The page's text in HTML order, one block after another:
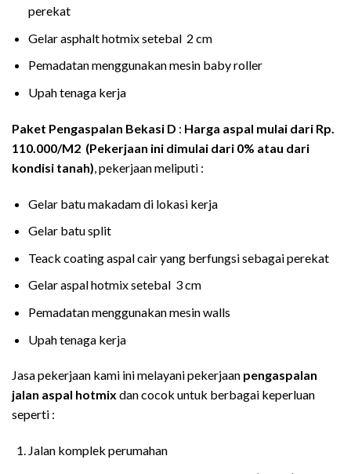
perekat
Gelar asphalt hotmix setebal 2 cm
Pemadatan menggunakan mesin baby roller
Upah tenaga kerja
Paket Pengaspalan Bekasi D : Harga aspal mulai dari Rp.
110.000/M2 (Pekerjaan ini dimulai dari 0% atau dari
kondisi tanah), pekerjaan meliputi :
Gelar batu makadam di lokasi kerja
Gelar batu split
Teack coating aspal cair yang berfungsi sebagai perekat
Gelar aspal hotmix setebal 3 cm
Pemadatan menggunakan mesin walls
Upah tenaga kerja
Jasa pekerjaan kami ini melayani pekerjaan pengaspalan
jalan aspal hotmix dan cocok untuk berbagai keperluan
seperti :
Jalan komplek perumahan